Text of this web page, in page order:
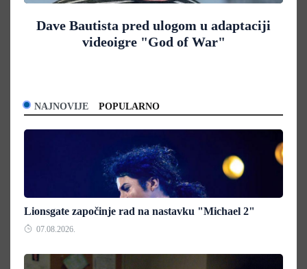
Dave Bautista pred ulogom u adaptaciji
videoigre "God of War"
NAJNOVIJE POPULARNO
Lionsgate započinje rad na nastavku "Michael 2"
07.08.2026.